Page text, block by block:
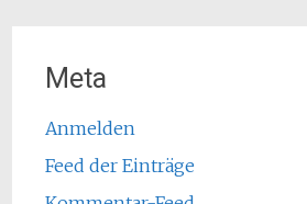
Meta
Anmelden
Feed der Einträge